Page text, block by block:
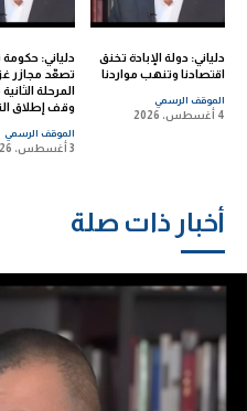
دلياني: دولة الإبادة تخنق
اقتصادنا وتنهب مواردنا
الموقف الرسمي
4 أغسطس، 2026
دلياني: حكومة
تصعّد مجازر
المرحلة
وقف إطلاق
الموقف الرسمي
3 أغسطس، 2026
أخبار ذات صلة